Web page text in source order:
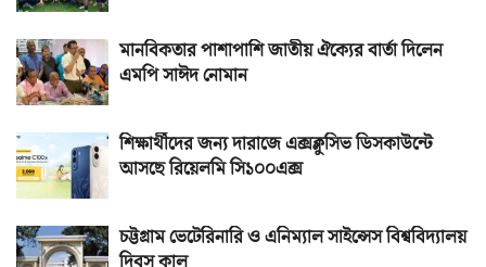
মানবিকতার পাশাপাশি জাতীয় ঐক্যের বার্তা দিলেন
এমপি সাঈদ নোমান
শিক্ষার্থীদের জন্য দারাজে এক্সক্লুসিভ ডিসকাউন্টে
আসছে রিয়েলমি সি১০০এক্স
চট্টগ্রাম ভেটেরিনারি ও এনিম্যাল সাইন্সেস বিশ্ববিদ্যালয়